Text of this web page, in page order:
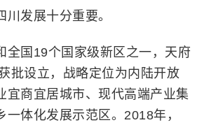
川发展十分重要。
全国19个国家级新区之一，天府
批设立，战略定位为内陆开放
宜商宜居城市、现代高端产业集
一体化发展示范区。2018年，